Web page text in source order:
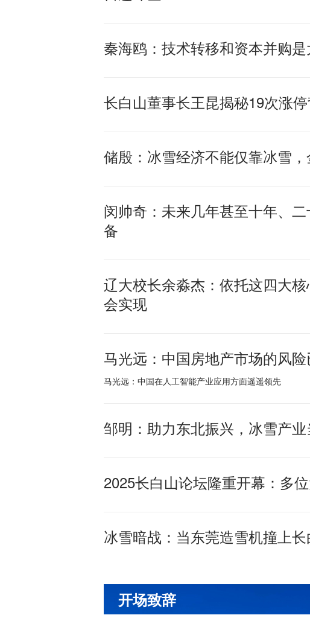
秦海鸥：技术转移和资本并购
长白山董事长王昆揭秘19次涨
储殷：冰雪经济不能仅靠冰雪
闵帅奇：未来几年甚至十年、
备
辽大校长余淼杰：依托这四大
会实现
马光远：中国房地产市场的风
马光远：中国在人工智能产业应用方面遥遥领先
邹明：助力东北振兴，冰雪产
2025长白山论坛隆重开幕：多
冰雪暗战：当东莞造雪机撞上
开场致辞